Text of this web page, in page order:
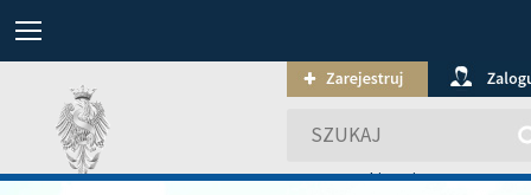
wyszukiwanie